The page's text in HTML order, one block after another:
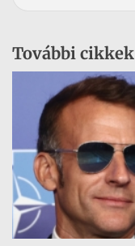
További cikkek